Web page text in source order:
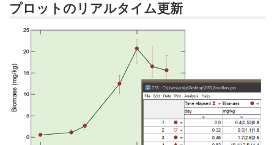
プロットのリアルタイム更新